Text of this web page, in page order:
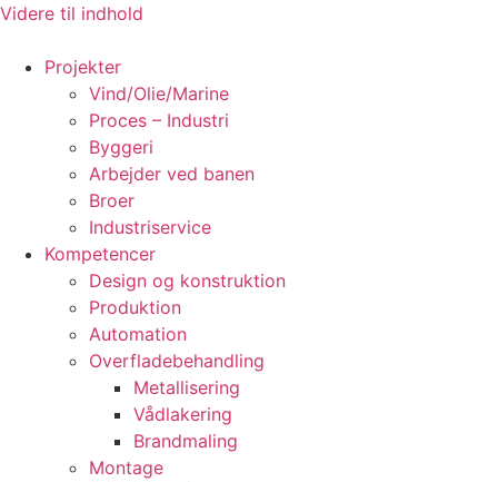
Videre til indhold
Projekter
Vind/Olie/Marine
Proces – Industri
Byggeri
Arbejder ved banen
Broer
Industriservice
Kompetencer
Design og konstruktion
Produktion
Automation
Overfladebehandling
Metallisering
Vådlakering
Brandmaling
Montage